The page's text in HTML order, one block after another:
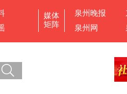
媒体
矩阵
泉州晚报
泉州网